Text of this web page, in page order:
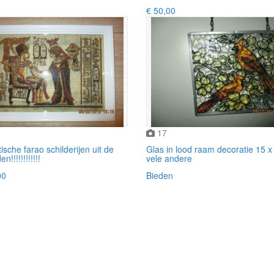
€ 50,00
farao schilderijen uit de
17
Glas in lood raam decoratie 15
vele andere
Bieden